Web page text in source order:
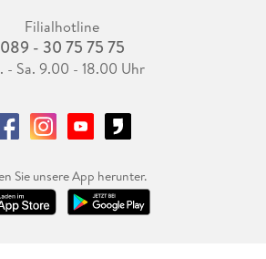
Filialhotline
089 - 30 75 75 75
- Sa. 9.00 - 18.00 Uhr
Sie unsere App herunter.